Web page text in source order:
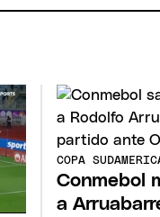
COPA
Conmebol
a